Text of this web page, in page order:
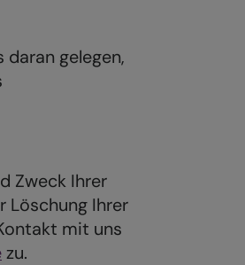
gelegen,
Zweck Ihrer
Löschung Ihrer
mit uns
zu.